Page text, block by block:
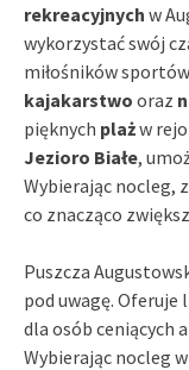
rekreacyjnych w
wykorzystać swój
miłośników
kajakarstwo oraz
pięknych plażw
Jezioro Białe,
Wybierając nocleg,
co znacząco
Puszcza
pod uwagę. Oferuje
dla osób ceniących
Wybierając nocleg